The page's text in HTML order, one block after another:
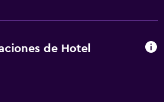
de Hotel